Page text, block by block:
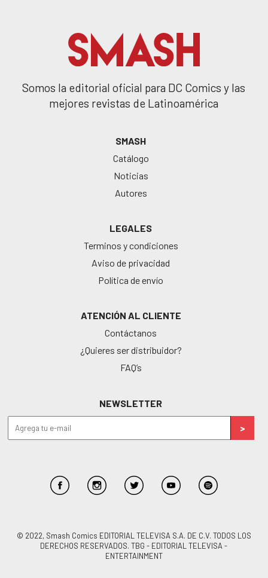
Somos la editorial oficial para DC Comics y las
mejores revistas de Latinoamérica
SMASH
Catálogo
Noticias
Autores
LEGALES
Terminos y condiciones
Aviso de privacidad
Política de envío
ATENCIÓN AL CLIENTE
Contáctanos
¿Quieres ser distribuidor?
FAQ’s
NEWSLETTER
© 2022, Smash Comics EDITORIAL TELEVISA S.A. DE C.V. TODOS LOS
DERECHOS RESERVADOS. TBG - EDITORIAL TELEVISA -
ENTERTAINMENT